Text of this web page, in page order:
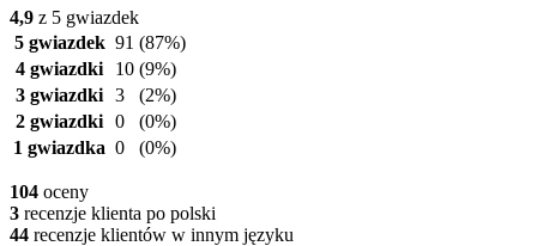
4,9 z 5 gwiazdek
5 gwiazdek 91 (87%)
4 gwiazdki
10 (9%)
3 gwiazdki 3
(2%)
2 gwiazdki 0
(0%)
1 gwiazdka 0 (0%)
104 oceny
3 recenzje klienta po polski
44 recenzje klientów w innym języku